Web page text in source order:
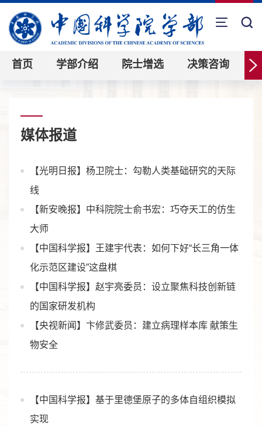
首页 学部介绍 院士增选 决策咨询
媒体报道
【光明日报】杨卫院士：勾勒人类基础研究的天际
线
【新安晚报】中科院院士俞书宏：巧夺天工的仿生
大师
【中国科学报】王建宇代表：如何下好“长三角一体
化示范区建设”这盘棋
【中国科学报】赵宇亮委员：设立聚焦科技创新链
的国家研发机构
【央视新闻】卞修武委员：建立病理样本库 献策生
物安全
【中国科学报】基于里德堡原子的多体自组织模拟
实现